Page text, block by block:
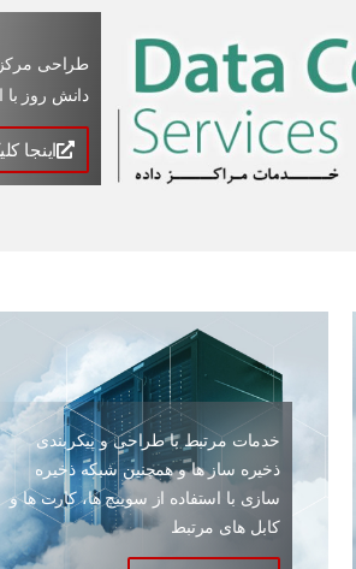
طراحی مرکز
دانش روز با
اینجا
خدمات مرتبط با طراحی و پیکربندی
ذخیره ساز ها و همچنین شبکه ذخیره
سازی با استفاده از سوییچ ها، کارت ها و
کابل های مرتبط